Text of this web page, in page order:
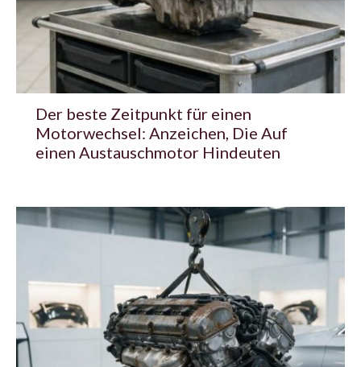
Der beste Zeitpunkt für einen
Motorwechsel: Anzeichen, Die Auf
einen Austauschmotor Hindeuten